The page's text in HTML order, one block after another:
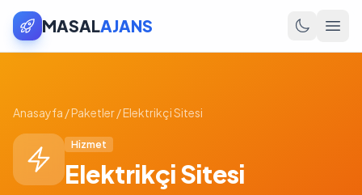
MASALAJANS
Anasayfa /Paketler/Elektrikçi Sitesi
Hizmet
Elektrikçi Sitesi